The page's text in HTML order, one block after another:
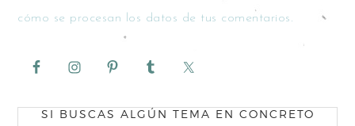
cómo se procesan los datos de tus comentarios.
SI BUSCAS ALGÚN TEMA EN CONCRETO